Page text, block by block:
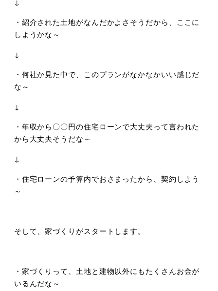
・紹介された土地がなんだかよさそうだから、ここに
しようかな～
↓
・何社か見た中で、このプランがなかなかいい感じだ
な～
↓
・年収から〇〇円の住宅ローンで大丈夫って言われた
から大丈夫そうだな～
↓
・住宅ローンの予算内でおさまったから、契約しよう
～
そして、家づくりがスタートします。
・家づくりって、土地と建物以外にもたくさんお金が
いるんだな～